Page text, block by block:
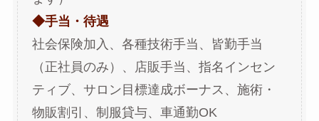
◆手当・待遇
社会保険加入、各種技術手当、皆勤手当
（正社員のみ）、店販手当、指名インセン
ティブ、サロン目標達成ボーナス、施術・
物販割引、制服貸与、車通勤OK